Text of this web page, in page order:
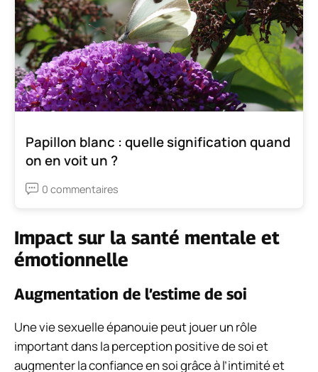
Papillon blanc : quelle signification quand
on en voit un ?
0 commentaires
Impact sur la santé mentale et
émotionnelle
Augmentation de l’estime de soi
Une vie sexuelle épanouie peut jouer un rôle
important dans la perception positive de soi et
augmenter la confiance en soi grâce à l’intimité et